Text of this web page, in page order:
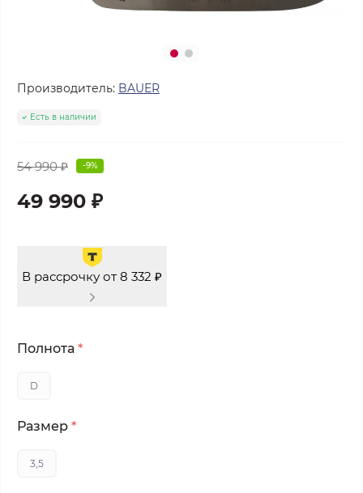
Производитель: BAUER
Есть в наличии
54 990 ₽ -9%
49 990 ₽
В рассрочку от 8 332 ₽
Полнота *
D
Размер *
3,5